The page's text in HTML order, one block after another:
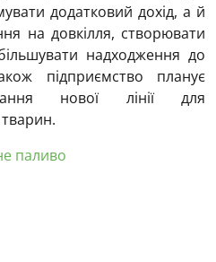
додатковий дохід, а й
на довкілля, створювати
надходження до
підприємство планує
нової лінії для
паливо